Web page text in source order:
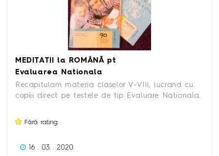
MEDITATII la ROMÂNĂ pt
Evaluarea Nationala
Recapitulam materia claselor V-VIII, lucrand cu
copiii direct pe testele de tip Evaluare Nationala.
examen, mai sunt 3 luni, martie-aprilie-mai, in
ne putea ocupa cât mai bine de fiecare elev. 40
Fără rating.
16 . 03 . 2020